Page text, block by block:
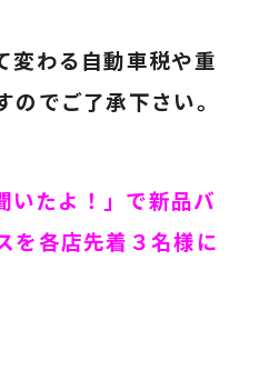
変わる自動車税や重
でご了承下さい。
たよ！」で新品バ
を各店先着３名様に